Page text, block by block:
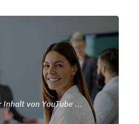
Inhalt von YouTube …